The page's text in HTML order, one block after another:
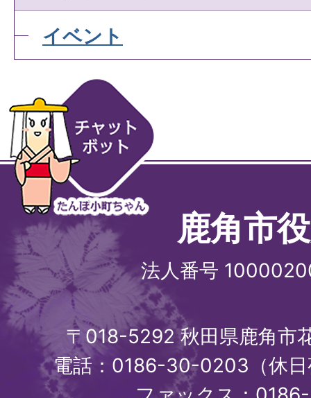
イベント
鹿角市
法人番号
〒018-5292 秋田県鹿角市
電話：0186-30-0203（休